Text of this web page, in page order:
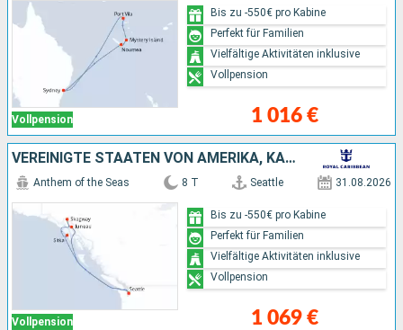
Vollpension 1 016 €
Bis zu -550€ pro Kabine
Perfekt für Familien
Vielfältige Aktivitäten inklusive
Vollpension
VEREINIGTE STAATEN VON AMERIKA, KANADA
Vollpension
Anthem of the Seas 8 T Seattle 31.08.2026
1 069 €
Bis zu -550€ pro Kabine
Perfekt für Familien
Vielfältige Aktivitäten inklusive
Vollpension